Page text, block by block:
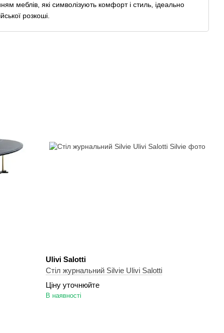
меблів, які символізують комфорт і стиль, ідеально
розкоші.
Ulivi Salotti
Стіл журнальний Silvie Ulivi Salotti
Ціну уточнюйте
В наявності